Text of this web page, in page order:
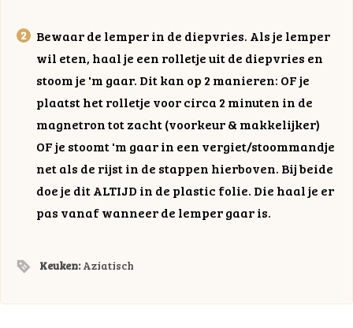
Bewaar de lemper in de diepvries. Als je lemper
wil eten, haal je een rolletje uit de diepvries en
stoom je 'm gaar. Dit kan op 2 manieren: OF je
plaatst het rolletje voor circa 2 minuten in de
magnetron tot zacht (voorkeur & makkelijker)
OF je stoomt 'm gaar in een vergiet/stoommandje
net als de rijst in de stappen hierboven. Bij beide
doe je dit ALTIJD in de plastic folie. Die haal je er
pas vanaf wanneer de lemper gaar is.
Keuken:Aziatisch